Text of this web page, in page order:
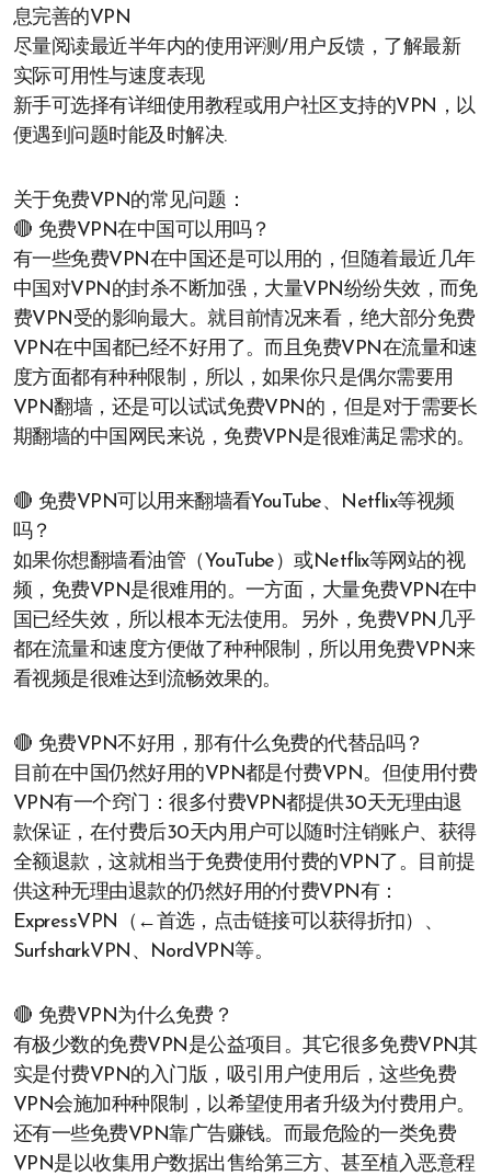
息完善的VPN
尽量阅读最近半年内的使用评测/用户反馈，了解最新
实际可用性与速度表现
新手可选择有详细使用教程或用户社区支持的VPN，以
便遇到问题时能及时解决.
关于免费VPN的常见问题：
🔴 免费VPN在中国可以用吗？
有一些免费VPN在中国还是可以用的，但随着最近几年
中国对VPN的封杀不断加强，大量VPN纷纷失效，而免
费VPN受的影响最大。就目前情况来看，绝大部分免费
VPN在中国都已经不好用了。而且免费VPN在流量和速
度方面都有种种限制，所以，如果你只是偶尔需要用
VPN翻墙，还是可以试试免费VPN的，但是对于需要长
期翻墙的中国网民来说，免费VPN是很难满足需求的。
🔴 免费VPN可以用来翻墙看YouTube、Netflix等视频
吗？
如果你想翻墙看油管（YouTube）或Netflix等网站的视
频，免费VPN是很难用的。一方面，大量免费VPN在中
国已经失效，所以根本无法使用。另外，免费VPN几乎
都在流量和速度方便做了种种限制，所以用免费VPN来
看视频是很难达到流畅效果的。
🔴 免费VPN不好用，那有什么免费的代替品吗？
目前在中国仍然好用的VPN都是付费VPN。但使用付费
VPN有一个窍门：很多付费VPN都提供30天无理由退
款保证，在付费后30天内用户可以随时注销账户、获得
全额退款，这就相当于免费使用付费的VPN了。目前提
供这种无理由退款的仍然好用的付费VPN有：
ExpressVPN（←首选，点击链接可以获得折扣）、
SurfsharkVPN、NordVPN等。
🔴 免费VPN为什么免费？
有极少数的免费VPN是公益项目。其它很多免费VPN其
实是付费VPN的入门版，吸引用户使用后，这些免费
VPN会施加种种限制，以希望使用者升级为付费用户。
还有一些免费VPN靠广告赚钱。而最危险的一类免费
VPN是以收集用户数据出售给第三方、甚至植入恶意程